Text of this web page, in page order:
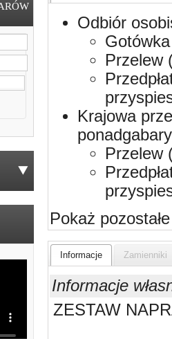
Odbiór
Przelew
Krajowa
Przelew
Pokaż pozostałe
Informacje Zamienniki
Informacje
ZESTAW